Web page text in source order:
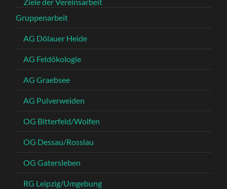
Gruppenarbeit
AG Dölauer Heide
AG Feldökologie
AG Graebsee
AG Pulverweiden
OG Bitterfeld/Wolfen
OG Dessau/Rosslau
OG Gatersleben
RG Leipzig/Umgebung